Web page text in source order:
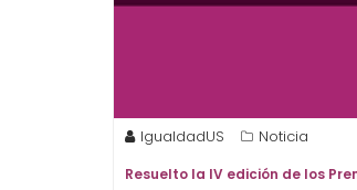
IgualdadUS Noticia
Resuelto la IV edición de los